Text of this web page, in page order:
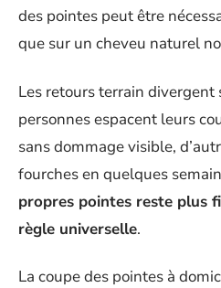
des pointes peut être
que sur un cheveu naturel
Les retours terrain divergent
personnes espacent leurs
sans dommage visible,
fourches en quelques
propres pointes reste plus
règle universelle.
La coupe des pointes à